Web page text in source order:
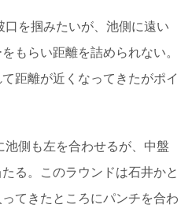
を掴みたいが、池側に遠い
もらい距離を詰められない。
距離が近くなってきたがポイ
側も左を合わせるが、中盤
る。このラウンドは石井かと
てきたところにパンチを合わ